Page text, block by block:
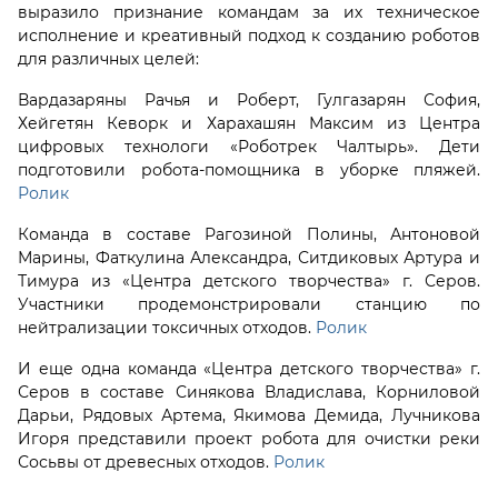
выразило признание командам за их техническое
исполнение и креативный подход к созданию роботов
для различных целей:
Вардазаряны Рачья и Роберт, Гулгазарян София,
Хейгетян Кеворк и Харахашян Максим из Центра
цифровых технологи «Роботрек Чалтырь». Дети
подготовили робота-помощника в уборке пляжей.
Ролик
Команда в составе Рагозиной Полины, Антоновой
Марины, Фаткулина Александра, Ситдиковых Артура и
Тимура из «Центра детского творчества» г. Серов.
Участники продемонстрировали станцию по
нейтрализации токсичных отходов. Ролик
И еще одна команда «Центра детского творчества» г.
Серов в составе Синякова Владислава, Корниловой
Дарьи, Рядовых Артема, Якимова Демида, Лучникова
Игоря представили проект робота для очистки реки
Сосьвы от древесных отходов. Ролик